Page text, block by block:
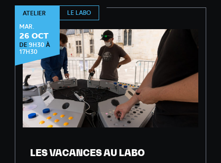
ATELIER
MAR.
26 OCT
DE 9H30 À
17H30
LE LABO
LES VACANCES AU LABO